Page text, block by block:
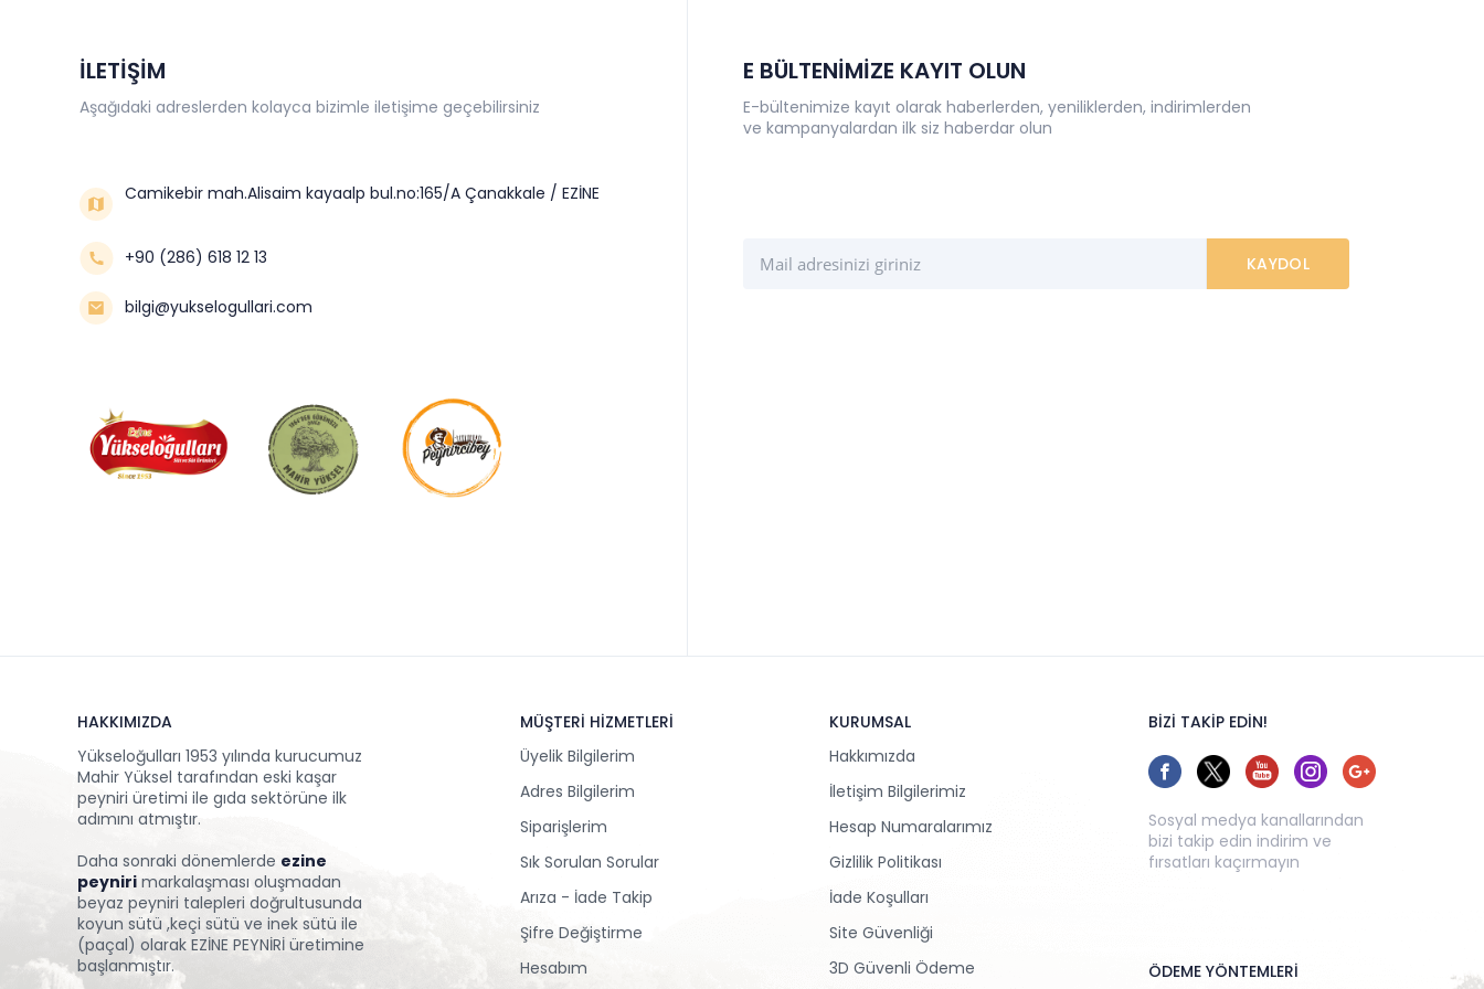
İLETİŞİM
Aşağıdaki adreslerden kolayca bizimle iletişime geçebilirsiniz
Camikebir mah.Alisaim kayaalp bul.no:165/A Çanakkale / EZİNE
+90 (286) 618 12 13
bilgi@yukselogullari.com
E BÜLTENİMİZE KAYIT OLUN
E-bültenimize kayıt olarak haberlerden, yeniliklerden, indirimlerden
ve kampanyalardan ilk siz haberdar olun
HAKKIMIZDA
Yükseloğulları 1953 yılında kurucumuz
Mahir Yüksel tarafından eski kaşar
peyniri üretimi ile gıda sektörüne ilk
adımını atmıştır.
Daha sonraki dönemlerde ezine
peynirimarkalaşması oluşmadan
beyaz peyniri talepleri doğrultusunda
koyun sütü ,keçi sütü ve inek sütü ile
(paçal) olarak EZİNE PEYNİRİ üretimine
başlanmıştır.
MÜŞTERİ HİZMETLERİ
Üyelik Bilgilerim
Adres Bilgilerim
Siparişlerim
Sık Sorulan Sorular
Arıza - İade Takip
Şifre Değiştirme
Hesabım
KURUMSAL
Hakkımızda
İletişim Bilgilerimiz
Hesap Numaralarımız
Gizlilik Politikası
İade Koşulları
Site Güvenliği
3D Güvenli Ödeme
BİZİ TAKİP EDİN!
Sosyal medya kanallarından
bizi takip edin indirim ve
fırsatları kaçırmayın
ÖDEME YÖNTEMLERİ